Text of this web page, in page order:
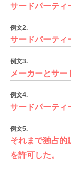
サードパーティ
例文2.
サードパーティ
例文3.
メーカーとサー
例文4.
サードパーティ
例文5.
それまで独占的
を許可した。